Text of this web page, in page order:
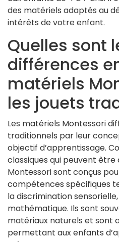
des matériels adaptés au
intérêts de votre enfant.
Quelles sont
différences
matériels
les jouets
Les matériels Montessori
traditionnels par leur
objectif d’apprentissage.
classiques qui peuvent
Montessori sont conçus
compétences spécifiques
la discrimination
mathématique. Ils sont
matériaux naturels et sont
permettant aux enfants